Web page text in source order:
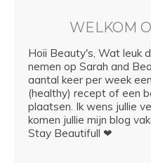
WELKOM
Hoii Beauty's, Wat leuk
nemen op Sarah and
aantal keer per week
(healthy) recept of een
plaatsen. Ik wens jullie
komen jullie mijn blog
Stay Beautifull ❤